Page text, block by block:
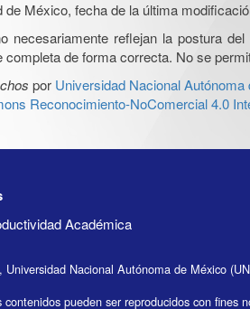
México, fecha de la última
necesariamente reflejan la postura
de forma correcta. No se
por Universidad Nacional
Reconocimiento-NoComercial 4.0
Académica
Universidad Nacional Autónoma de México
contenidos pueden ser reproducidos con fines